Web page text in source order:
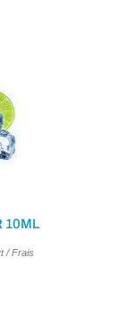
10ML
/ Frais